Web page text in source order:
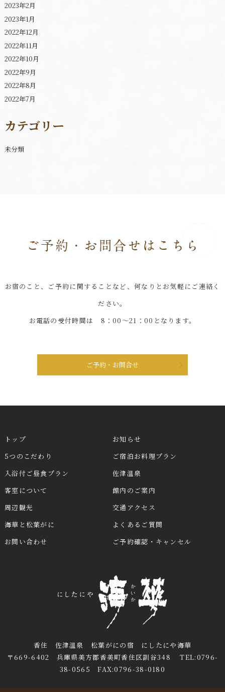
2023年2月
2023年1月
2022年12月
2022年11月
2022年10月
2022年9月
2022年8月
2022年7月
カテゴリー
未分類
お宿のこと、ご予約に関することなど、何なりとお気軽にご連絡く
ださい。
お電話の受付時間は 8：00～21：00となります。
ご予約・お問合せ
トップ
お知らせ
5つのこだわり
ご宿泊お料理プラン
入浴付ご昼食プラン
佐津温泉
客室について
館内のご案内
周辺観光
交通アクセス
海華と松葉がに
よくあるご質問
お問い合わせ
ご予約確認・キャンセル
香住 佐津温泉 松葉がにの宿 にしたにや海華
〒669-6402 兵庫県美方郡香美町香住区訓谷348 TEL:0796-
38-0565 FAX:0796-38-0180